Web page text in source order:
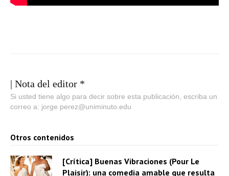
| Nota del editor *
Si usted tiene algo para decir sobre esta publicación, escriba un
correo a: jorge.perez@uniminuto.edu
Otros contenidos
[Crítica] Buenas Vibraciones (Pour Le
Plaisir): una comedia amable que resulta